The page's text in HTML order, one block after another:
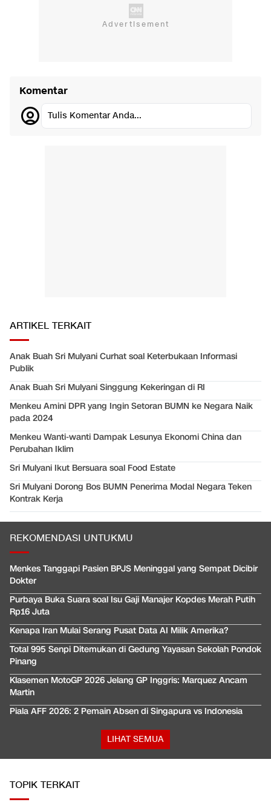
Komentar
Tulis Komentar Anda...
ARTIKEL TERKAIT
Anak Buah Sri Mulyani Curhat soal Keterbukaan Informasi
Publik
Anak Buah Sri Mulyani Singgung Kekeringan di RI
Menkeu Amini DPR yang Ingin Setoran BUMN ke Negara Naik
pada 2024
Menkeu Wanti-wanti Dampak Lesunya Ekonomi China dan
Perubahan Iklim
Sri Mulyani Ikut Bersuara soal Food Estate
Sri Mulyani Dorong Bos BUMN Penerima Modal Negara Teken
Kontrak Kerja
REKOMENDASI UNTUKMU
Menkes Tanggapi Pasien BPJS Meninggal yang Sempat Dicibir
Dokter
Purbaya Buka Suara soal Isu Gaji Manajer Kopdes Merah Putih
Rp16 Juta
Kenapa Iran Mulai Serang Pusat Data AI Milik Amerika?
Total 995 Senpi Ditemukan di Gedung Yayasan Sekolah Pondok
Pinang
Klasemen MotoGP 2026 Jelang GP Inggris: Marquez Ancam
Martin
Piala AFF 2026: 2 Pemain Absen di Singapura vs Indonesia
LIHAT SEMUA
TOPIK TERKAIT